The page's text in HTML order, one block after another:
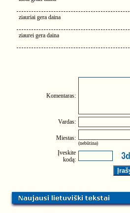
ziauriai gera daina
ziaurei gera daina
Komentaras:
Vardas:
Miestas:
(nebūtina)
Įveskite
kodą: